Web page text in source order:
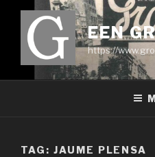
EEN
https://
TAG: JAUME PLENSA